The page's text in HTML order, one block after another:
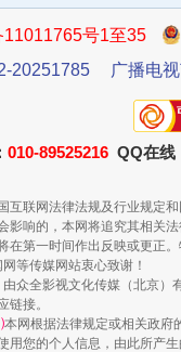
规模最大的
11011765号1至35
20251785
广播电
010-89525216 QQ在线
联网法律法规及行业规定
影响的，本网将追究其相关
第一时间作出反映或更正
等传媒网站衷心致谢！
众全影视文化传媒（北京
链接。
本网根据法律规定或相关政府
您的个人信息，由此所产生